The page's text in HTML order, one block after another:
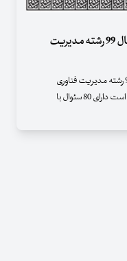
سئوالات و پاسخنامه آزمون دکترای سال 99 رشته مدیریت
دفترچه سئوالات آزمون تخصصی دکترای سال 99 رشته مدیریت فناوری
اطلاعات که از سوی سازمان سنجش برگزار شده است دارای 80 سئوال با